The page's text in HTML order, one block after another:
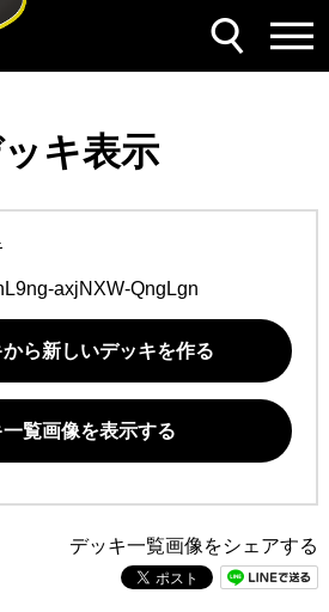
キ表示
axjNXW-QngLgn
ら新しいデッキを作る
覧画像を表示する
デッキ一覧画像をシェアする